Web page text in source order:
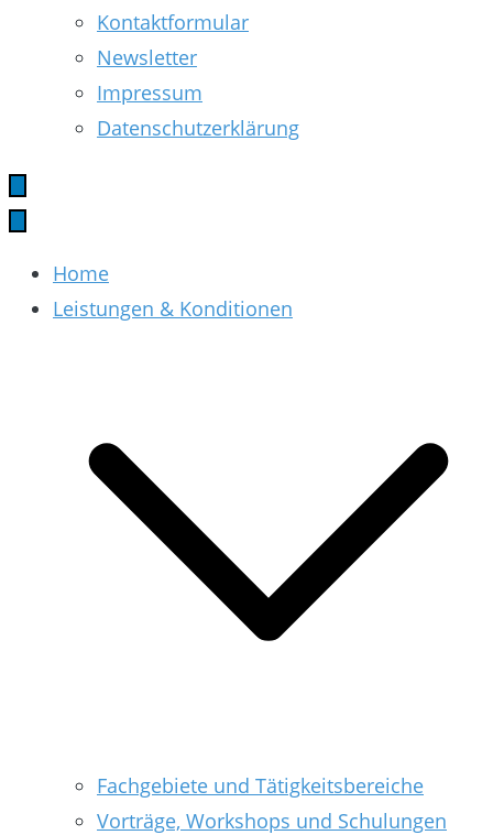
Kontaktformular
Newsletter
Impressum
Datenschutzerklärung
Home
Leistungen & Konditionen
Fachgebiete und Tätigkeitsbereiche
Vorträge, Workshops und Schulungen